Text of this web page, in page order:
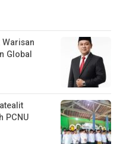
Global
PCNU